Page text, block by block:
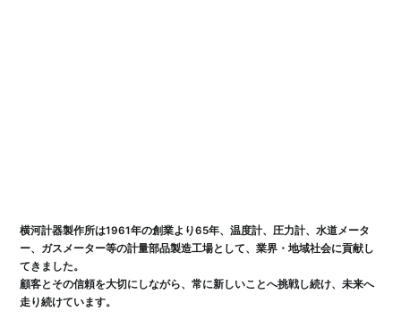
横河計器製作所は1961年の創業より65年、温度計、圧力計、水道メータ
ー、ガスメーター等の計量部品製造工場として、業界・地域社会に貢献し
てきました。
顧客とその信頼を大切にしながら、常に新しいことへ挑戦し続け、未来へ
走り続けています。